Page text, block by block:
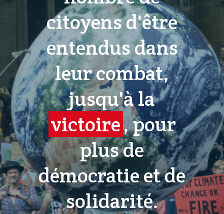
citoyens d'être
entendus dans
leur combat,
jusqu'à la
victoire, pour
plus de
démocratie et de
solidarité.